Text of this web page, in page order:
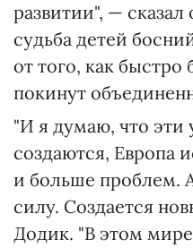
развитии", — сказал
судьба детей
от того, как
покинут
"И я думаю, что эти
создаются, Европа
и больше проблем.
силу. Создается
Додик. "В этом